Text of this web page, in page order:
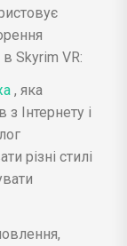
в Skyrim VR:
, яка
з Інтернету і
різні стилі